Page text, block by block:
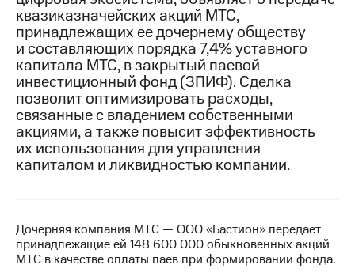
Медиа-центр
Пресс-
релизы
МТС
о технологиях
Достижения
Интервью
Контакты
квазиказначейских акций МТС,
принадлежащих ее дочернему обществу
и составляющих порядка 7,4% уставного
капитала МТС, в закрытый паевой
инвестиционный фонд (ЗПИФ). Сделка
позволит оптимизировать расходы,
связанные с владением собственными
акциями, а также повысит эффективность
их использования для управления
капиталом и ликвидностью компании.
Дочерняя компания МТС — ООО «Бастион» передает
принадлежащие ей 148 600 000 обыкновенных акций
МТС в качестве оплаты паев при формировании фонда.